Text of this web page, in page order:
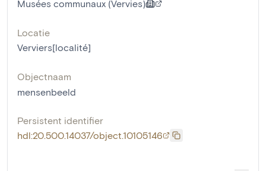
Musées communaux (Vervies)
Locatie
Verviers[localité]
Objectnaam
mensenbeeld
Persistent identifier
hdl:20.500.14037/object.10105146